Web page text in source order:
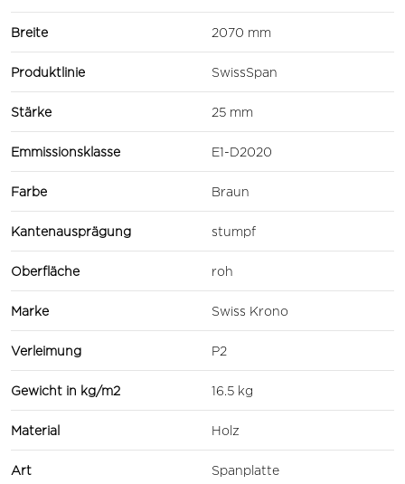
Breite 2070 mm
Produktlinie SwissSpan
Stärke 25 mm
Emmissionsklasse E1-D2020
Farbe Braun
Kantenausprägung stumpf
Oberfläche roh
Marke Swiss Krono
Verleimung P2
Gewicht in kg/m2 16.5 kg
Material Holz
Art Spanplatte